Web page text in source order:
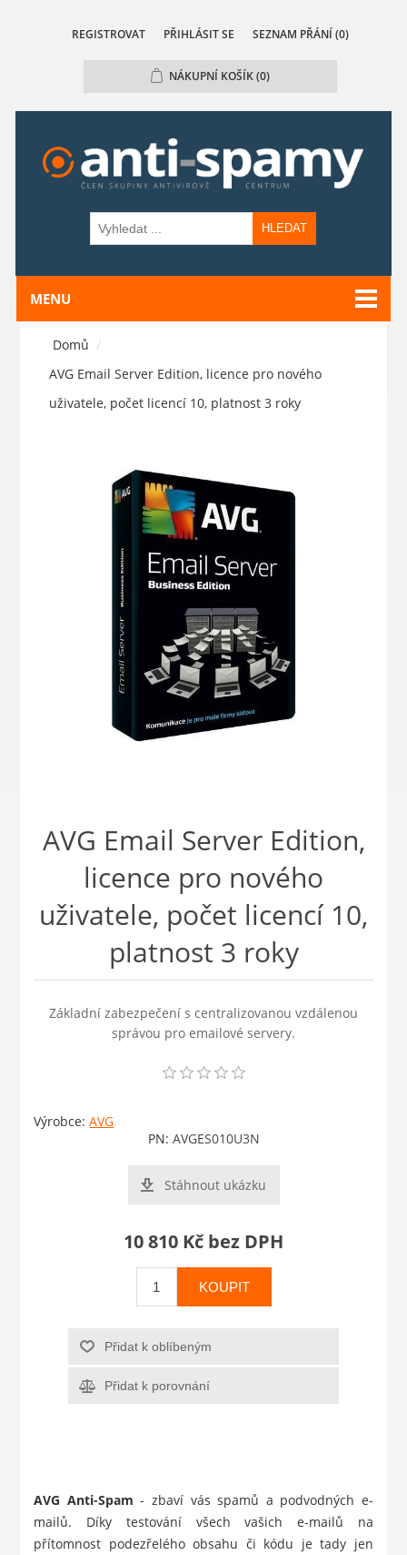
REGISTROVAT PŘIHLÁSIT SE SEZNAM PŘÁNÍ (0)
NÁKUPNÍ KOŠÍK(0)
HLEDAT
MENU
Domů /
AVG Email Server Edition, licence pro nového
uživatele, počet licencí 10, platnost 3 roky
AVG Email Server Edition,
licence pro nového
uživatele, počet licencí 10,
platnost 3 roky
Základní zabezpečení s centralizovanou vzdálenou
správou pro emailové servery.
Výrobce: AVG
PN: AVGES010U3N
Stáhnout ukázku
10 810 Kč bez DPH
KOUPIT
Přidat k oblíbeným
Přidat k porovnání
AVG Anti-Spam - zbaví vás spamů a podvodných e-
mailů. Díky testování všech vašich e-mailů na
přítomnost podezřelého obsahu či kódu je tady jen